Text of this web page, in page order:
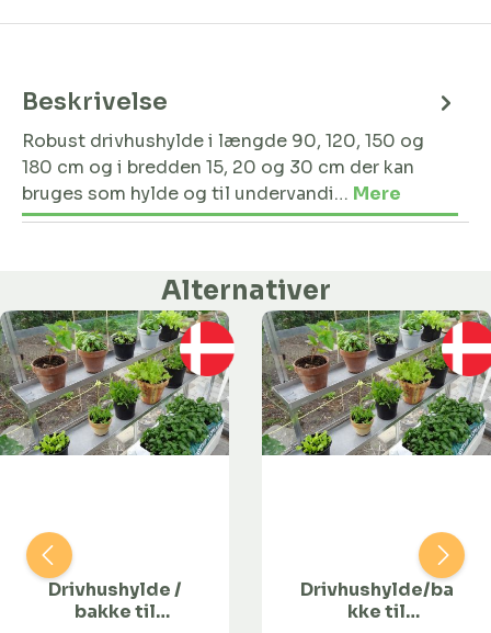
Beskrivelse
Robust drivhushylde i længde 90, 120, 150 og
180 cm og i bredden 15, 20 og 30 cm der kan
bruges som hylde og til undervandi… Mere
Alternativer
Drivhushylde /
bakke til
Drivhushylde/ba
kke til